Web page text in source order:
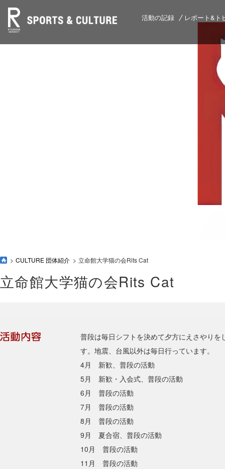
活動の記録 レポート&ト
CULTURE 団体紹介 立命館大学猫の会Rits Cat
立命館大学猫の会Rits Cat
普段は毎日シフトを決めて夕方にえさやりを
す。地震、台風以外は毎日行っています。
4月 新歓、普段の活動
5月 新歓・入会式、普段の活動
6月 普段の活動
7月 普段の活動
8月 普段の活動
9月 夏合宿、普段の活動
10月 普段の活動
11月 普段の活動